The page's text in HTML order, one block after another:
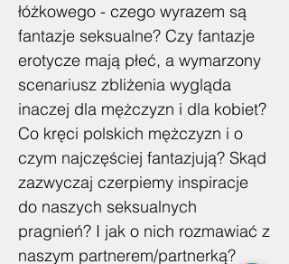
łóżkowego - czego wyrazem są
fantazje seksualne? Czy fantazje
erotycze mają płeć, a wymarzony
scenariusz zbliżenia wygląda
inaczej dla mężczyzn i dla kobiet?
Co kręci polskich mężczyzn i o
czym najczęściej fantazjują? Skąd
zazwyczaj czerpiemy inspiracje
do naszych seksualnych
pragnień? I jak o nich rozmawiać z
naszym partnerem/partnerką?